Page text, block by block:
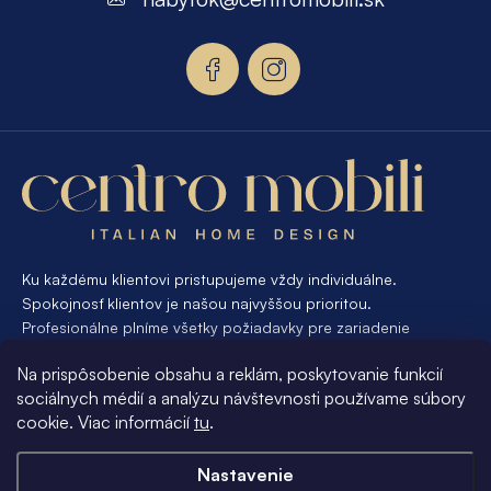
Na prispôsobenie obsahu a reklám, poskytovanie funkcií
sociálnych médií a analýzu návštevnosti používame súbory
cookie. Viac informácií tu.
Nastavenie
e
Ku každému klientovi pristupujeme vždy individuálne.
Spokojnosť klientov je našou najvyššou prioritou.
Profesionálne plníme všetky požiadavky pre zariadenie
nábytku na mieru, presne pre váš interiér, je pre nás
samozrejmosťou Vám vyhovieť.